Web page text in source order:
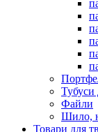
Тубуси
Файли
Шило,
Товари для